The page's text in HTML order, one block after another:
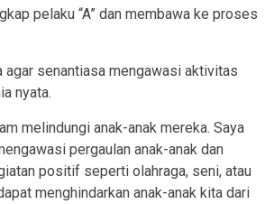
pelaku “A” dan membawa ke proses
agar senantiasa mengawasi aktivitas
nyata.
melindungi anak-anak mereka. Saya
pergaulan anak-anak dan
positif seperti olahraga, seni, atau
menghindarkan anak-anak kita dari